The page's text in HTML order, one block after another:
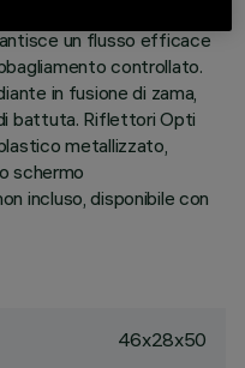
un flusso efficace
controllato.
in fusione di zama,
battuta. Riflettori Opti
metallizzato,
schermo
incluso, disponibile con
46x28x50